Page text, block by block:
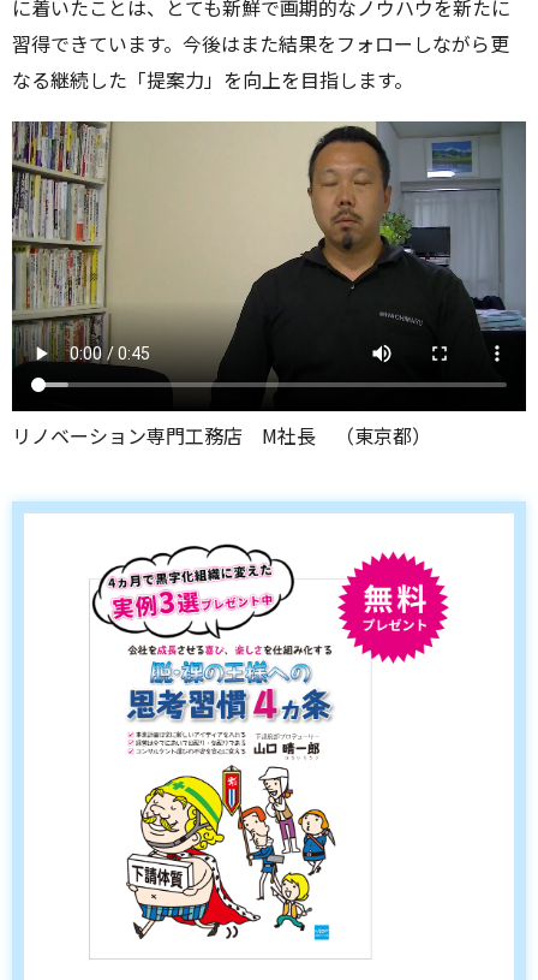
に着いたことは、とても新鮮で画期的なノウハウを新たに
習得できています。今後はまた結果をフォローしながら更
なる継続した「提案力」を向上を目指します。
リノベーション専門工務店 M社長 （東京都）